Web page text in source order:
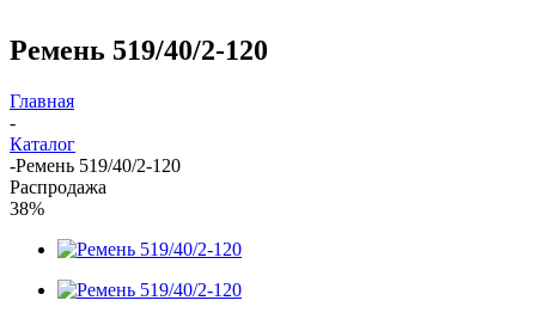
Ремень 519/40/2-120
Главная
-
Каталог
-Ремень 519/40/2-120
Распродажа
38%